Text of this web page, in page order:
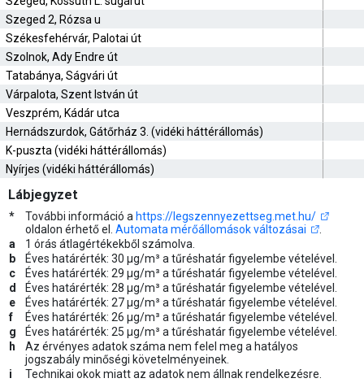
Szeged 2, Rózsa u
Székesfehérvár, Palotai út
Szolnok, Ady Endre út
Tatabánya, Ságvári út
Várpalota, Szent István út
Veszprém, Kádár utca
Hernádszurdok, Gátőrház 3. (vidéki háttérállomás)
K-puszta (vidéki háttérállomás)
Nyírjes (vidéki háttérállomás)
Lábjegyzet
* További információ a https://legszennyezettseg.met.hu/
oldalon érhető el. Automata mérőállomások változásai
.
a
1 órás átlagértékekből számolva.
b
Éves határérték: 30 µg/m³ a tűréshatár figyelembe vételével.
c
Éves határérték: 29 µg/m³ a tűréshatár figyelembe vételével.
d
Éves határérték: 28 µg/m³ a tűréshatár figyelembe vételével.
e
Éves határérték: 27 µg/m³ a tűréshatár figyelembe vételével.
f
Éves határérték: 26 µg/m³ a tűréshatár figyelembe vételével.
g
Éves határérték: 25 µg/m³ a tűréshatár figyelembe vételével.
h
Az érvényes adatok száma nem felel meg a hatályos
jogszabály minőségi követelményeinek.
i
Technikai okok miatt az adatok nem állnak rendelkezésre.